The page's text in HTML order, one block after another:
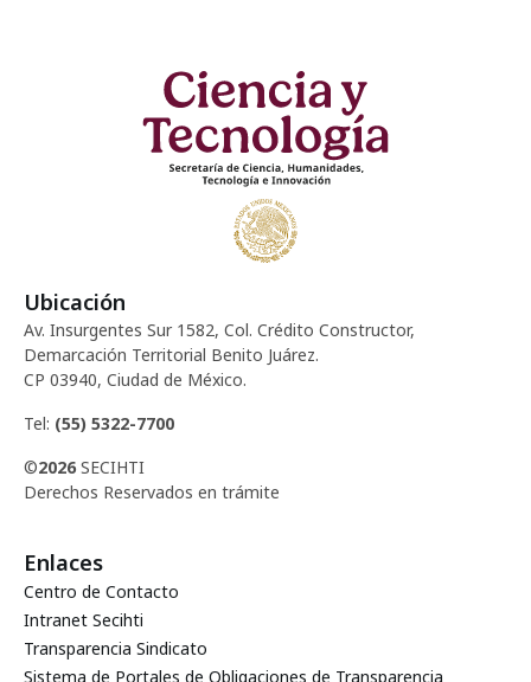
Ubicación
Av. Insurgentes Sur 1582, Col. Crédito Constructor,
Demarcación Territorial Benito Juárez.
CP 03940, Ciudad de México.
Tel: (55) 5322-7700
©2026 SECIHTI
Derechos Reservados en trámite
Enlaces
Centro de Contacto
Intranet Secihti
Transparencia Sindicato
Sistema de Portales de Obligaciones de Transparencia